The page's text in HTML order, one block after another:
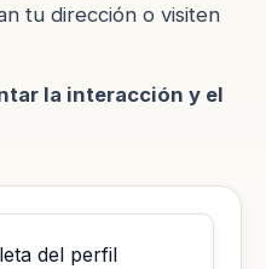
tu dirección o visiten
la interacción y el
del perfil